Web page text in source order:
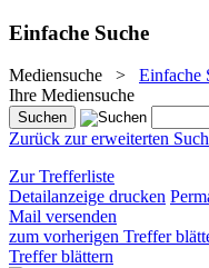
Einfache Suche
Mediensuche > Einfache
Ihre Mediensuche
Zurück zur erweiterten
Zur Trefferliste
Detailanzeige drucken
Mail versenden
zum vorherigen Treffer
Treffer blättern